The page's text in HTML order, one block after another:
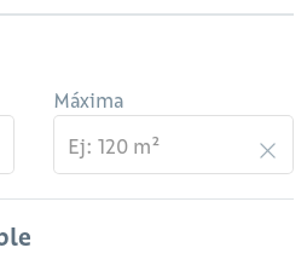
Máxima